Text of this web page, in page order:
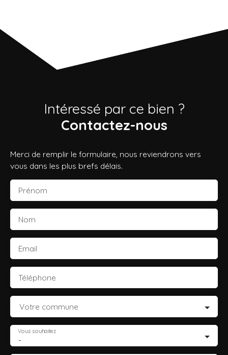
Intéressé par ce bien ?
Contactez-nous
Merci de remplir le formulaire, nous reviendrons vers
vous dans les plus brefs délais.
Prénom
Nom
Email
Téléphone
Votre commune
-
Vous souhaitez